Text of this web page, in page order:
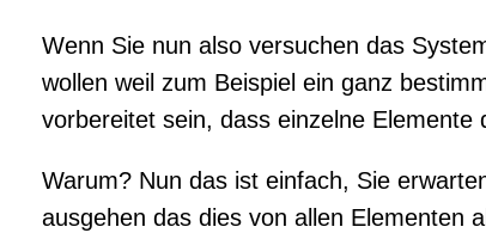
Wenn Sie nun also versuchen das
wollen weil zum Beispiel ein ganz
vorbereitet sein, dass einzelne
Warum? Nun das ist einfach, Sie
ausgehen das dies von allen Elementen